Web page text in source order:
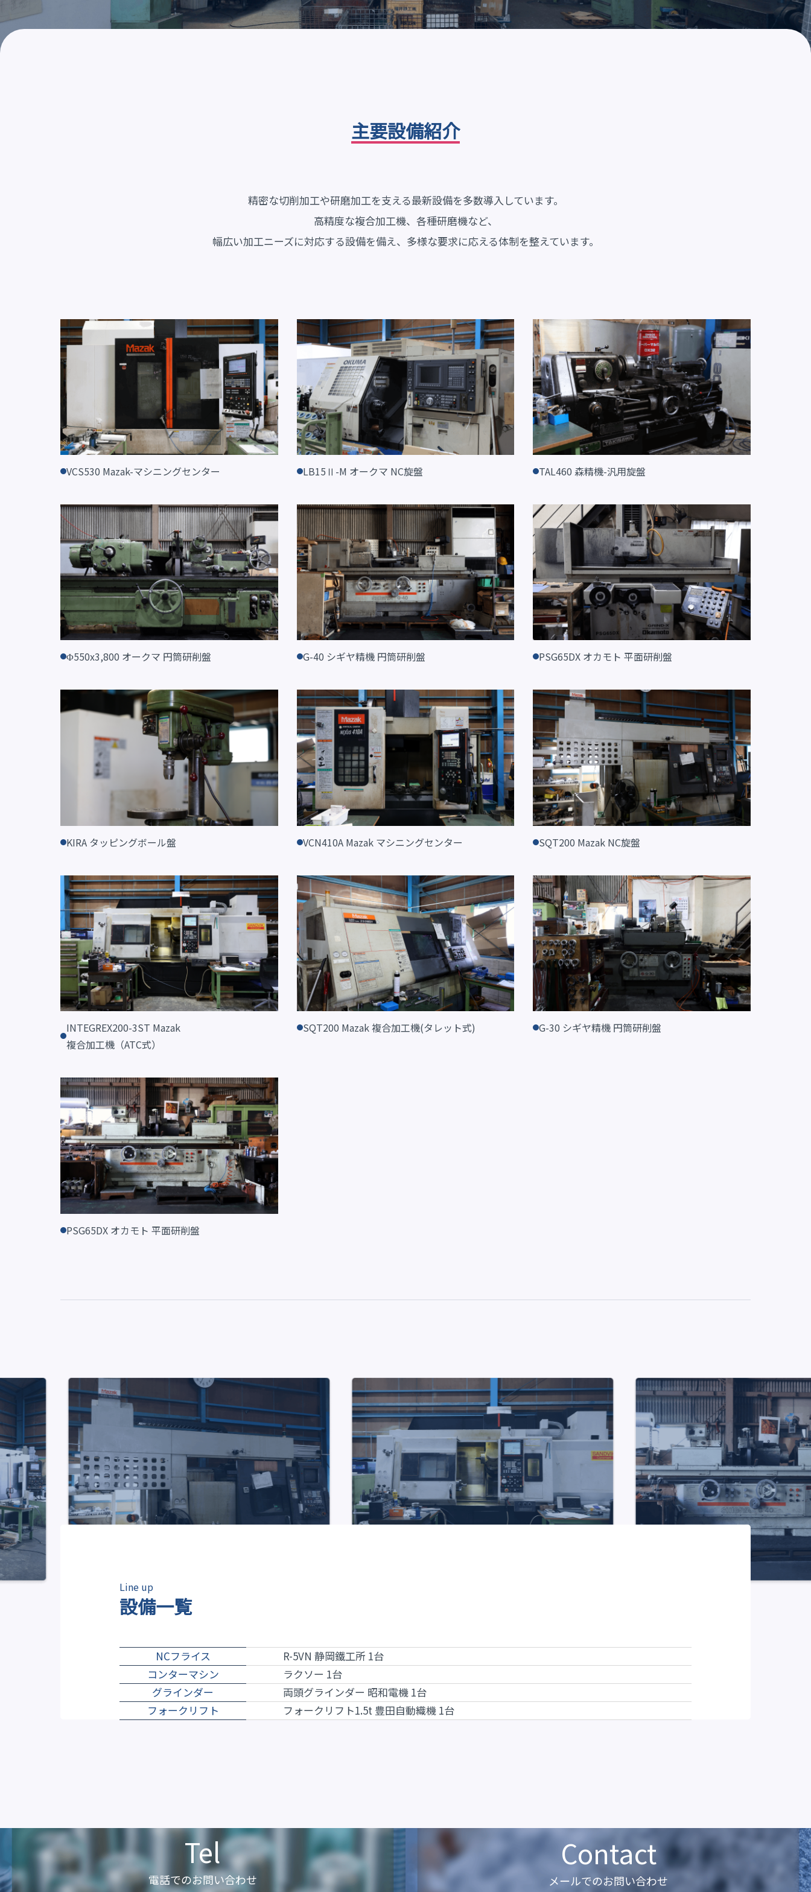
主要設備紹介
精密な切削加工や研磨加工を支える最新設備を多数導入しています。
高精度な複合加工機、各種研磨機など、
幅広い加工ニーズに対応する設備を備え、多様な要求に応える体制を整えています。
VCS530 Mazak-マシニングセンター LB15Ⅱ-M オークマ NC旋盤 TAL460 森精機-汎用旋盤
Φ550x3,800 オークマ 円筒研削盤 G-40 シギヤ精機 円筒研削盤 PSG65DX オカモト 平面研削盤
KIRA タッピングボール盤 VCN410A Mazak マシニングセンター SQT200 Mazak NC旋盤
INTEGREX200-3ST Mazak
​​​​​​​複合加工機（ATC式）
SQT200 Mazak 複合加工機(タレット式) G-30 シギヤ精機 円筒研削盤
PSG65DX オカモト 平面研削盤
Line up
設備一覧
NCフライス
R-5VN 静岡鐵工所 1台
コンターマシン
ラクソー 1台
グラインダー
両頭グラインダー 昭和電機 1台
フォークリフト
フォークリフト1.5t 豊田自動織機 1台
Tel
電話でのお問い合わせ
Contact
メールでのお問い合わせ